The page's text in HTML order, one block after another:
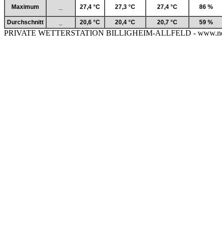
Maximum 27,4 °C 27,3 °C 27,4 °C 86 %
Durchschnitt 20,6 °C 20,4 °C 20,7 °C 59 %
PRIVATE WETTERSTATION BILLIGHEIM-ALLFELD -